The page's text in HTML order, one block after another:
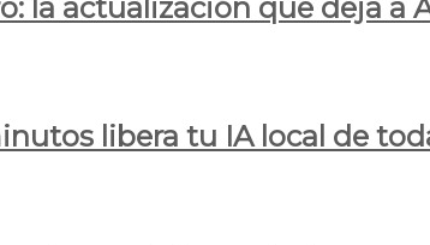
la actualización que deja a
libera tu IA local de